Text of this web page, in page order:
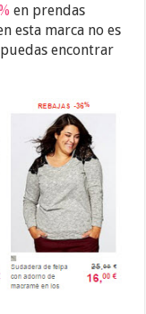
en prendas
esta marca no es
encontrar